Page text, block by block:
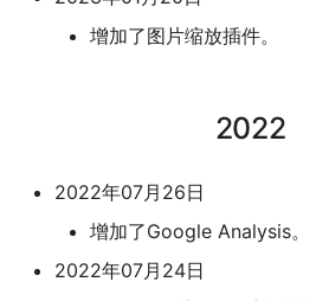
增加了图片缩放插件。
2022
2022年07月26日
增加了Google Analysis。
2022年07月24日